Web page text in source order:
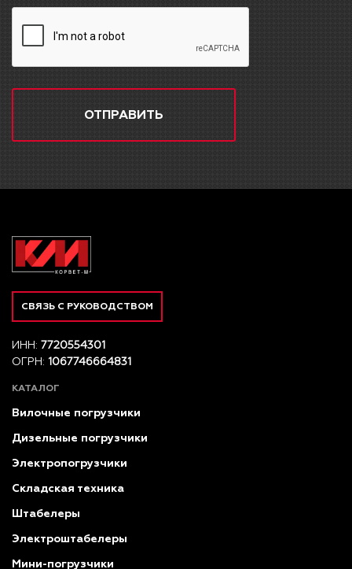
ОТПРАВИТЬ
СВЯЗЬ С РУКОВОДСТВОМ
ИНН: 7720554301
ОГРН: 1067746664831
КАТАЛОГ
Вилочные погрузчики
Дизельные погрузчики
Электропогрузчики
Складская техника
Штабелеры
Электроштабелеры
Мини-погрузчики